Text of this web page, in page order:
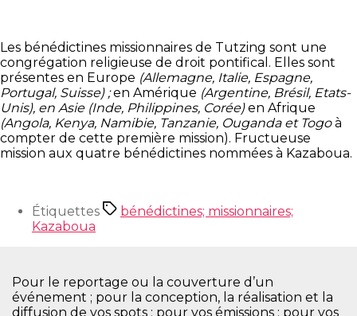
Les bénédictines missionnaires de Tutzing sont une
congrégation religieuse de droit pontifical. Elles sont
présentes en Europe (Allemagne, Italie, Espagne,
Portugal, Suisse) ;en Amérique (Argentine, Brésil, Etats-
Unis), en Asie (Inde, Philippines, Corée)en Afrique
(Angola, Kenya, Namibie, Tanzanie, Ouganda et Togoà
compter de cette première mission). Fructueuse
mission aux quatre bénédictines nommées à Kazaboua.
Étiquettes
bénédictines; missionnaires;
Kazaboua
Pour le reportage ou la couverture d’un
événement ; pour la conception, la réalisation et la
diffusion de vos spots ; pour vos émissions ; pour vos